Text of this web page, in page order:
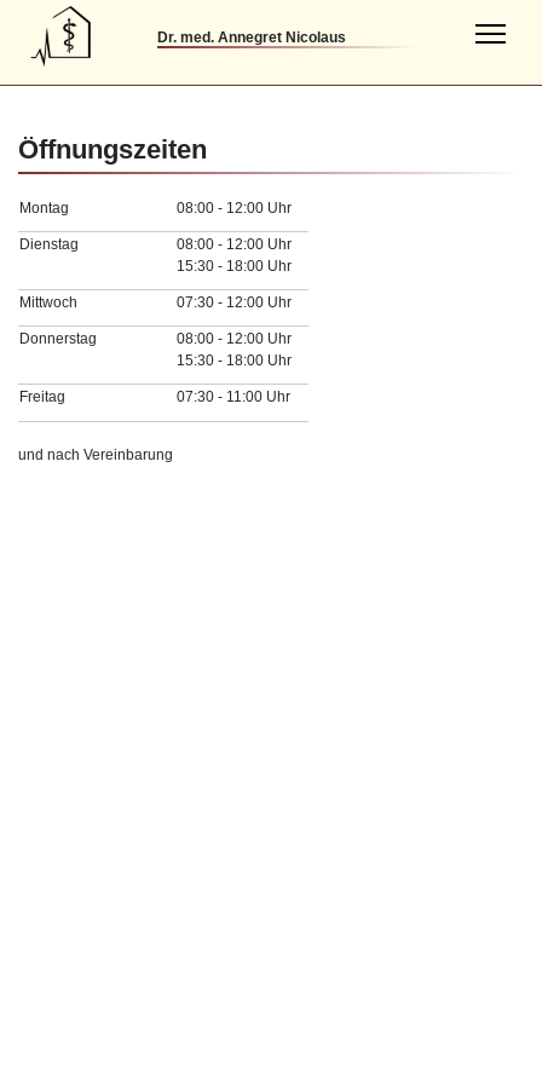
Dr. med. Annegret Nicolaus
Öffnungszeiten
Montag 08:00 - 12:00 Uhr
Dienstag
08:00 - 12:00 Uhr
15:30 - 18:00 Uhr
Mittwoch 07:30 - 12:00 Uhr
Donnerstag
08:00 - 12:00 Uhr
15:30 - 18:00 Uhr
Freitag 07:30 - 11:00 Uhr
und nach Vereinbarung